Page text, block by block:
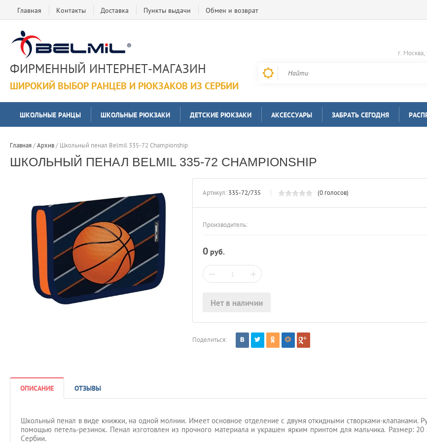
Главная Контакты Доставка Пункты выдачи Обмен и возврат
ФИРМЕННЫЙ ИНТЕРНЕТ-МАГАЗИН
ШИРОКИЙ ВЫБОР РАНЦЕВ И РЮКЗАКОВ ИЗ СЕРБИИ
г.
ШКОЛЬНЫЕ РАНЦЫ ШКОЛЬНЫЕ РЮКЗАКИ ДЕТСКИЕ РЮКЗАКИ АКСЕССУАРЫ ЗАБРАТЬ СЕГОДНЯ
Главная / Архив / Школьный пенал Belmil 335-72 Championship
ШКОЛЬНЫЙ ПЕНАЛ BELMIL 335-72 CHAMPIONSHIP
Артикул: 335-72/735 (0 голосов)
Производитель:
0 руб.
− +
Нет в наличии
Поделиться:
ОПИСАНИЕ ОТЗЫВЫ
Школьный пенал в виде книжки, на одной молнии. Имеет основное отделение с двумя откидными створками-клапанами.
помощью петель-резинок. Пенал изготовлен из прочного материала и украшен ярким принтом для мальчика. Размер:
Сербии.